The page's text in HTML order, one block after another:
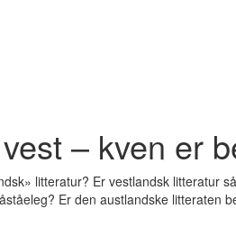
– kven er
litteratur? Er vestlandsk litteratur
Er den austlandske litteraten